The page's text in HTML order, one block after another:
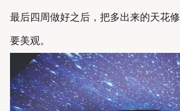
最后四周做好之后，把多出来的天花
要美观。